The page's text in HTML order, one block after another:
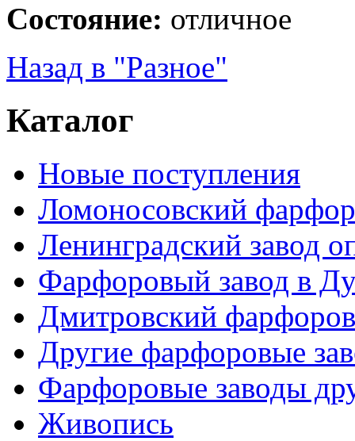
Состояние: отличное
Назад в "Разное"
Каталог
Новые поступления
Ломоносовский
Ленинградский завод
Фарфоровый завод в
Дмитровский
Другие фарфоровые
Фарфоровые заводы
Живопись